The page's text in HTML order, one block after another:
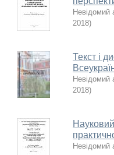
Невідомий
2018)
Текст і
Невідомий
2018)
Невідомий